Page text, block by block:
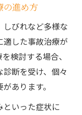
の進め方
びれなど多様な
した事故治療が
検討する場合、
断を受け、個々
あります。
いった症状に